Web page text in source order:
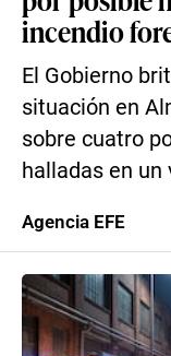
incendio
El Gobierno
situación en
sobre cuatro
halladas en un
Agencia EFE